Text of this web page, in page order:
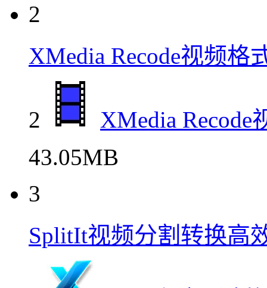
2
XMedia Recode视频格
2
XMedia
43.05MB
3
SplitIt视频分割转换高